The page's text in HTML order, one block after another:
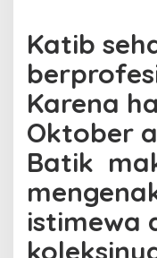
o
k
Katib
Karena
Oktober
Batik
istimewa